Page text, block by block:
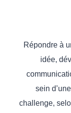
Répondre à
idée,
sein
challenge,